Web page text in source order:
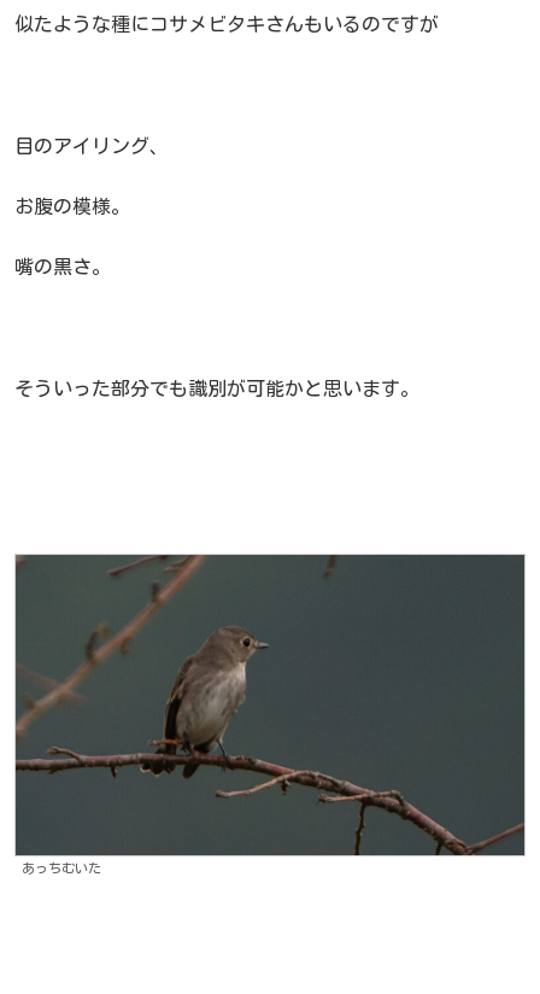
似たような種にコサメビタキさんもいるのですが
目のアイリング、
お腹の模様。
嘴の黒さ。
そういった部分でも識別が可能かと思います。
あっちむいた